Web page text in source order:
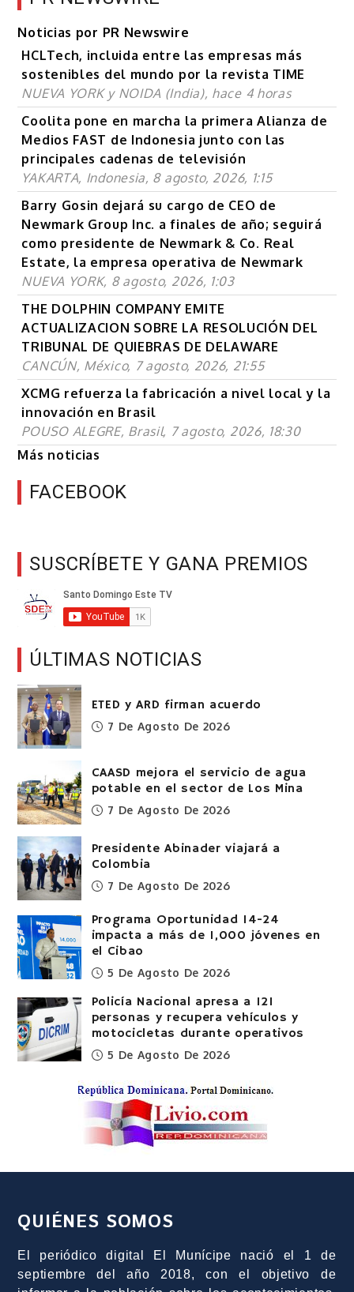
Noticias por PR Newswire
HCLTech, incluida entre las empresas más
sostenibles del mundo por la revista TIME
NUEVA YORK y NOIDA (India), hace 4 horas
Coolita pone en marcha la primera Alianza de
Medios FAST de Indonesia junto con las
principales cadenas de televisión
YAKARTA, Indonesia, 8 agosto, 2026, 1:15
Barry Gosin dejará su cargo de CEO de
Newmark Group Inc. a finales de año; seguirá
como presidente de Newmark & Co. Real
Estate, la empresa operativa de Newmark
NUEVA YORK, 8 agosto, 2026, 1:03
THE DOLPHIN COMPANY EMITE
ACTUALIZACION SOBRE LA RESOLUCIÓN DEL
TRIBUNAL DE QUIEBRAS DE DELAWARE
CANCÚN, México, 7 agosto, 2026, 21:55
XCMG refuerza la fabricación a nivel local y la
innovación en Brasil
POUSO ALEGRE, Brasil, 7 agosto, 2026, 18:30
Más noticias
FACEBOOK
SUSCRÍBETE Y GANA PREMIOS
ÚLTIMAS NOTICIAS
ETED y ARD firman acuerdo
7 De Agosto De 2026
CAASD mejora el servicio de agua
potable en el sector de Los Mina
7 De Agosto De 2026
Presidente Abinader viajará a
Colombia
7 De Agosto De 2026
Programa Oportunidad 14-24
impacta a más de 1,000 jóvenes en
el Cibao
5 De Agosto De 2026
Policía Nacional apresa a 121
personas y recupera vehículos y
motocicletas durante operativos
5 De Agosto De 2026
QUIÉNES SOMOS
El periódico digital El Munícipe nació el 1 de
septiembre del año 2018, con el objetivo de